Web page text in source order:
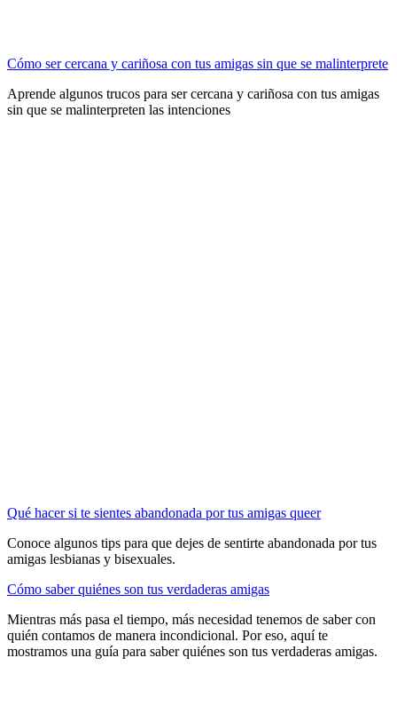
Cómo ser cercana y cariñosa con tus amigas sin que se malinterprete
Aprende algunos trucos para ser cercana y cariñosa con tus amigas
sin que se malinterpreten las intenciones
Qué hacer si te sientes abandonada por tus amigas queer
Conoce algunos tips para que dejes de sentirte abandonada por tus
amigas lesbianas y bisexuales.
Cómo saber quiénes son tus verdaderas amigas
Mientras más pasa el tiempo, más necesidad tenemos de saber con
quién contamos de manera incondicional. Por eso, aquí te
mostramos una guía para saber quiénes son tus verdaderas amigas.